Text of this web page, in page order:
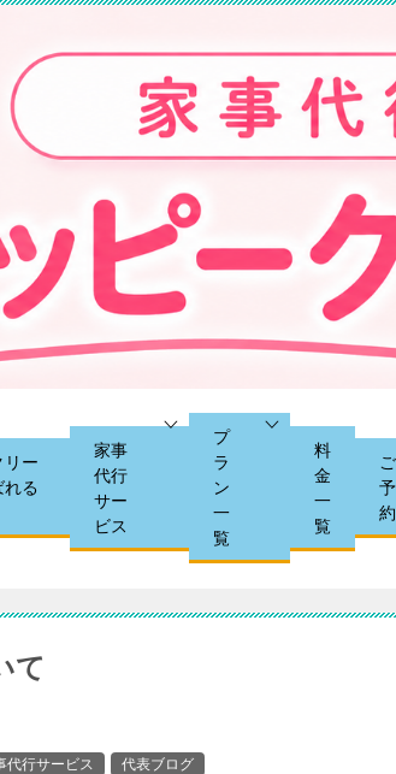
リー
れる
家事
代行
サー
ビス
プ
ラ
ン
一
覧
料
金
一
覧
ご
予
約
て
代行サービス 代表ブログ